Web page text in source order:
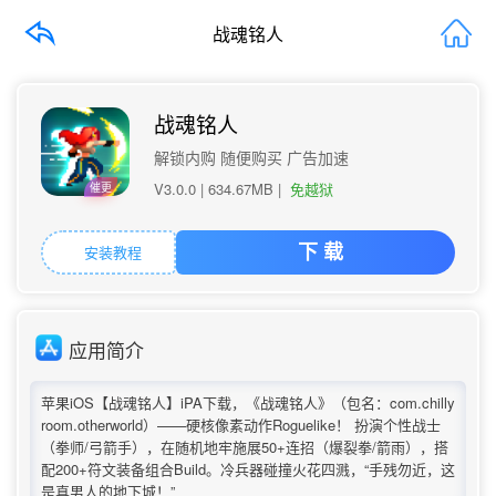
战魂铭人
催更
战魂铭人
解锁内购 随便购买 广告加速
V3.0.0 | 634.67MB | 免越狱
安装教程 下 载
应用简介
苹果iOS【战魂铭人】iPA下载，《战魂铭人》（包名：com.chilly
room.otherworld）——硬核像素动作Roguelike！ 扮演个性战士
（拳师/弓箭手），在随机地牢施展50+连招（爆裂拳/箭雨），搭
配200+符文装备组合Build。冷兵器碰撞火花四溅，“手残勿近，这
是真男人的地下城！”